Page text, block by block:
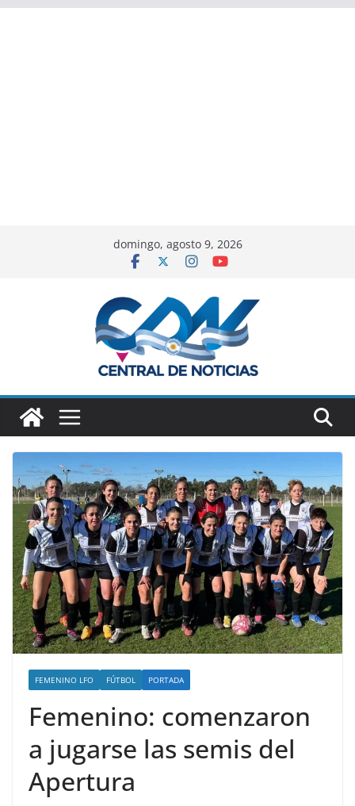
domingo, agosto 9, 2026
FEMENINO LFO FÚTBOL PORTADA
Femenino: comenzaron
a jugarse las semis del
Apertura